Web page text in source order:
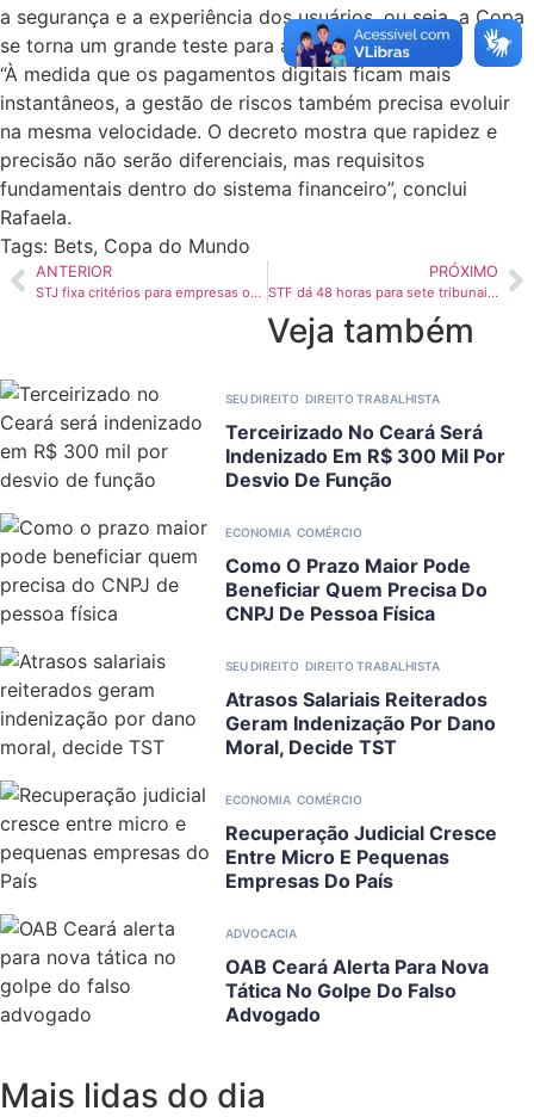
a segurança e a experiência dos usuários, ou seja, a Copa
se torna um grande teste para as instituições.
“À medida que os pagamentos digitais ficam mais
instantâneos, a gestão de riscos também precisa evoluir
na mesma velocidade. O decreto mostra que rapidez e
precisão não serão diferenciais, mas requisitos
fundamentais dentro do sistema financeiro”, conclui
Rafaela.
Tags: Bets, Copa do Mundo
ANTERIOR
STJ fixa critérios para empresas obterem justiça gratuita
PRÓXIMO
STF dá 48 horas para sete tribunais explicarem pagamentos acima do teto
Veja também
SEU DIREITO DIREITO TRABALHISTA
Terceirizado No Ceará Será
Indenizado Em R$ 300 Mil Por
Desvio De Função
ECONOMIA COMÉRCIO
Como O Prazo Maior Pode
Beneficiar Quem Precisa Do
CNPJ De Pessoa Física
SEU DIREITO DIREITO TRABALHISTA
Atrasos Salariais Reiterados
Geram Indenização Por Dano
Moral, Decide TST
ECONOMIA COMÉRCIO
Recuperação Judicial Cresce
Entre Micro E Pequenas
Empresas Do País
ADVOCACIA
OAB Ceará Alerta Para Nova
Tática No Golpe Do Falso
Advogado
Mais lidas do dia